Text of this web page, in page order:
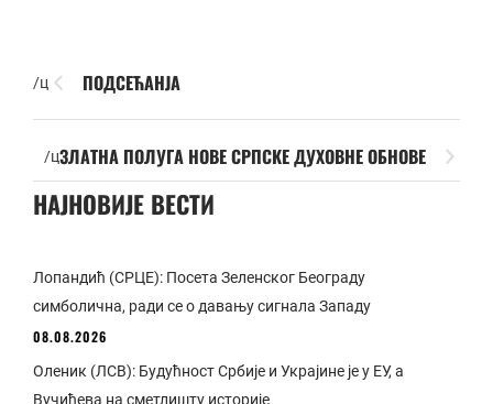
/ц ПОДСЕЋАНЈА
/цЗЛАТНА ПОЛУГА НОВЕ СРПСКЕ ДУХОВНЕ ОБНОВЕ
НАЈНОВИЈЕ ВЕСТИ
Лопандић (СРЦЕ): Посета Зеленског Београду
симболична, ради се о давању сигнала Западу
08.08.2026
Оленик (ЛСВ): Будућност Србије и Украјине је у ЕУ, а
Вучићева на сметлишту историје